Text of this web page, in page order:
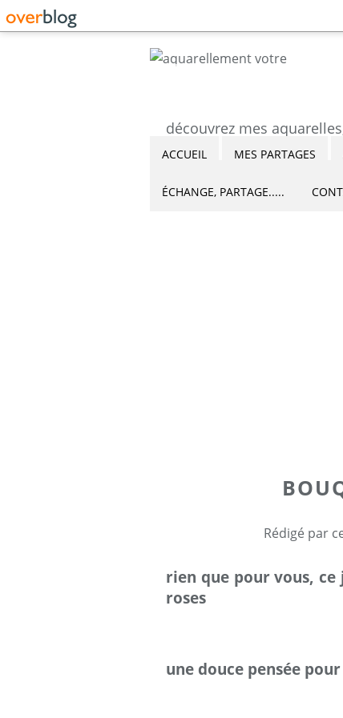
ACCUEIL MES PARTAGES
ÉCHANGE, PARTAGE.....
Rédigé par
rien que pour vous,
roses
une douce pensée